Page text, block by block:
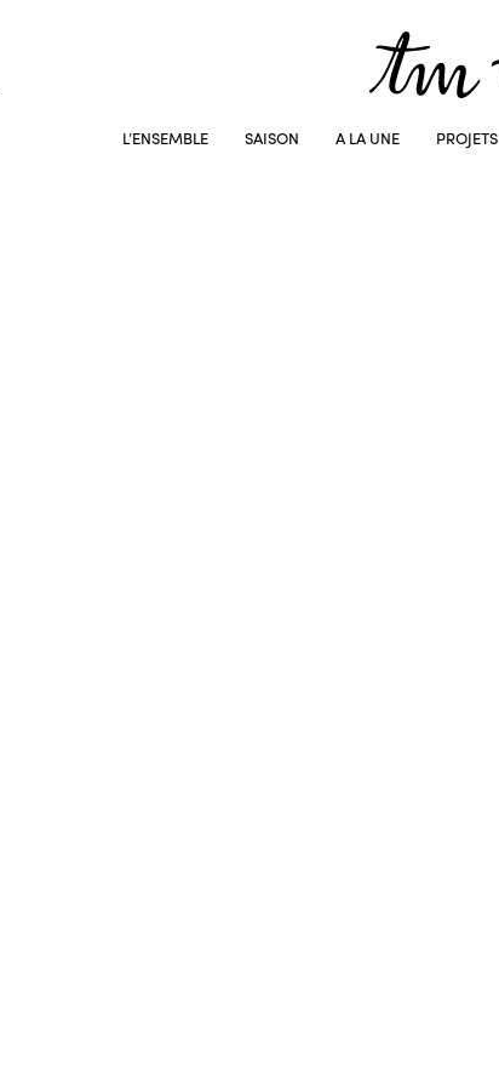
L’ENSEMBLE SAISON A LA UNE PROJETS